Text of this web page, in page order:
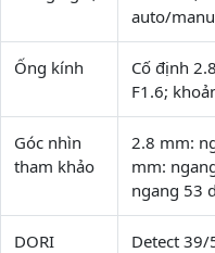
auto/
Ống kính
Cố định
F1.6;
Góc nhìn
tham khảo
2.8 mm:
mm:
ngang 53
DORI
Detect